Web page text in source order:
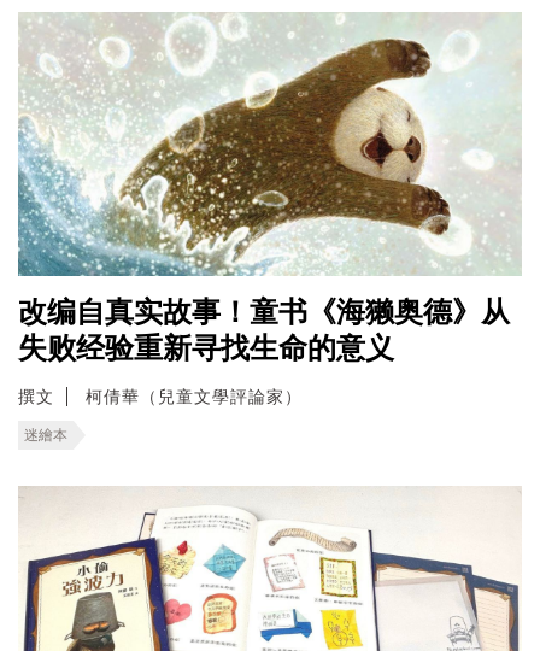
改编自真实故事！童书《海獭奥德》从
失败经验重新寻找生命的意义
撰文 柯倩華（兒童文學評論家）
迷繪本